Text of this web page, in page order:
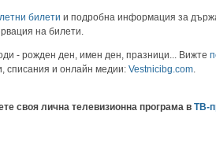
билети и подробна информация за
на билети.
- рожден ден, имен ден, празници... Вижте
списания и онлайн медии: Vestnicibg.com
своя лична телевизионна програма в ТВ-